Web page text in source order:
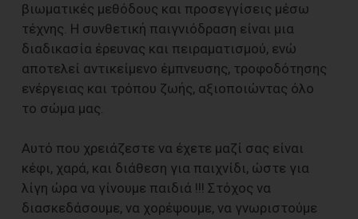
βιωματικές μεθόδους και προσεγγίσεις μέσω
τέχνης. Η συνθετική παιγνιόδραση είναι μια
διαδικασία έρευνας και πειραματισμού, ενώ
αποτελεί αντικείμενο έμπνευσης, τροφοδότησης
ενέργειας και τρόπου ζωής, αξιοποιώντας όλο
το σώμα μας.
Αυτό που χρειάζεστε να έχετε μαζί σας είναι
κέφι, χαρά, και διάθεση για παιχνίδι, ώστε για
λίγη ώρα να γίνουμε παιδιά !!! Στόχος να
διασκεδάσουμε, να χορέψουμε, να γνωριστούμε